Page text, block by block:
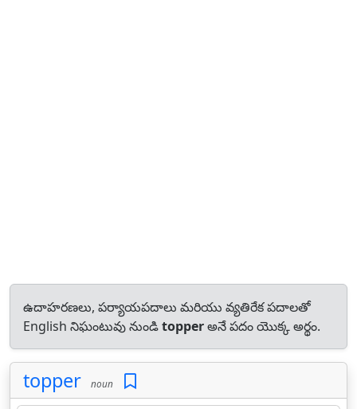
ఉదాహరణలు, పర్యాయపదాలు మరియు వ్యతిరేక పదాలతో
English నిఘంటువు నుండిtopperఅనే పదం యొక్క అర్థం.
topper noun